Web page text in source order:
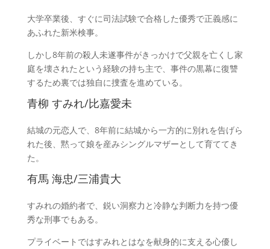
大学卒業後、すぐに司法試験で合格した優秀で正義感に
あふれた新米検事。
しかし8年前の殺人未遂事件がきっかけで父親を亡くし家
庭を壊されたという経験の持ち主で、事件の黒幕に復讐
するため裏では独自に捜査を進めている。
青柳 すみれ/比嘉愛未
結城の元恋人で、8年前に結城から一方的に別れを告げら
れた後、黙って娘を産みシングルマザーとして育ててき
た。
有馬 海忠/三浦貴大
すみれの婚約者で、鋭い洞察力と冷静な判断力を持つ優
秀な刑事でもある。
プライベートではすみれとはなを献身的に支える心優し